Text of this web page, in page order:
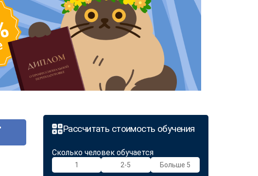
Рассчитать стоимость обучения
Сколько человек обучается
1 2-5 Больше 5